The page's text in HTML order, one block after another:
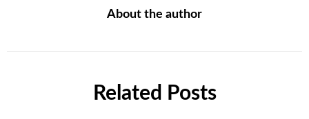
About the author
Related Posts